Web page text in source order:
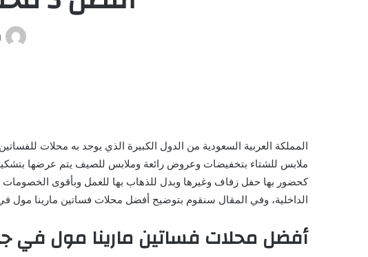
المملكة العربية السعودية من الدول الكبيرة الذي يوجد به محلات
ملابس للشتاء بتخفيضات وعروض رائعة وملابس للصيف يتم عرضها
كحضور بها حفل زفاف وغيرها وبدل للذهاب بها للعمل وبأقوى
الداخلية، وفي المقال سنقوم بتوضيح أفضل محلات فساتين مارينا مول
أفضل محلات فساتين مارينا مول في